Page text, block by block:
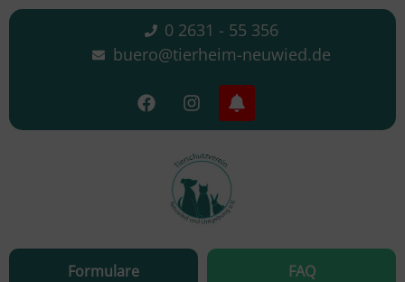
0 2631 - 55 356
buero@tierheim-neuwied.de
Formulare FAQ